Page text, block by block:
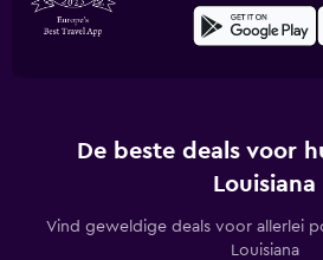
De beste deals voor
Louisiana
Vind geweldige deals voor allerlei
Louisiana